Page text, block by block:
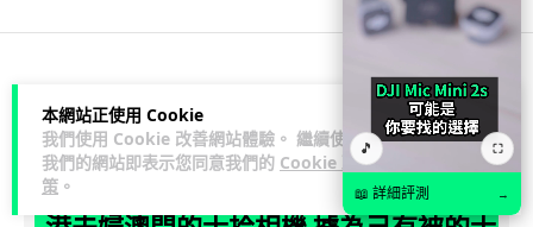
本網站正使用 Cookie
我們使用 Cookie 改善網站體驗。 繼續使用
我們的網站即表示您同意我們的 Cookie 政
策 。
Lawton 1 日
🎵 ⛶
📖 詳細評測 →